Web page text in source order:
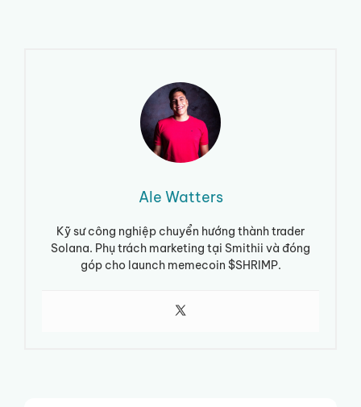
Ale Watters
Kỹ sư công nghiệp chuyển hướng thành trader
Solana. Phụ trách marketing tại Smithii và đóng
góp cho launch memecoin $SHRIMP.